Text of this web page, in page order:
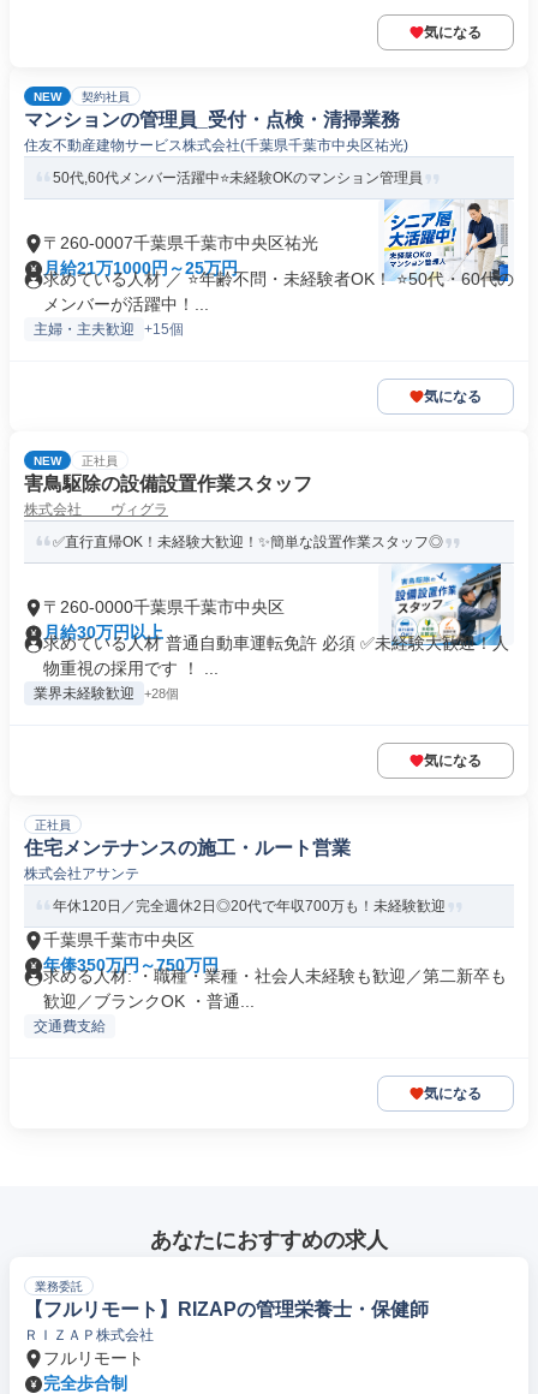
気になる
NEW 契約社員
マンションの管理員_受付・点検・清掃業務
住友不動産建物サービス株式会社(千葉県千葉市中央区祐光)
50代,60代メンバー活躍中⭐️未経験OKのマンション管理員
〒260-0007千葉県千葉市中央区祐光
月給21万1000円～25万円
求めている人材 ／ ⭐️年齢不問・未経験者OK！ ⭐50代・60代の
メンバーが活躍中！...
主婦・主夫歓迎 +15個
気になる
NEW 正社員
害鳥駆除の設備設置作業スタッフ
株式会社 ヴィグラ
✅直行直帰OK！未経験大歓迎！✨簡単な設置作業スタッフ◎
〒260-0000千葉県千葉市中央区
月給30万円以上
求めている人材 普通自動車運転免許 必須 ✅未経験大歓迎！人
物重視の採用です ！ ...
業界未経験歓迎 +28個
気になる
正社員
住宅メンテナンスの施工・ルート営業
株式会社アサンテ
年休120日／完全週休2日◎20代で年収700万も！未経験歓迎
千葉県千葉市中央区
年俸350万円～750万円
求める人材: ・職種・業種・社会人未経験も歓迎／第二新卒も
歓迎／ブランクOK ・普通...
交通費支給
気になる
あなたにおすすめの求人
業務委託
【フルリモート】RIZAPの管理栄養士・保健師
ＲＩＺＡＰ株式会社
フルリモート
完全歩合制